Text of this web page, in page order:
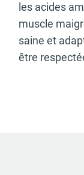
les acides
muscle
saine et
être